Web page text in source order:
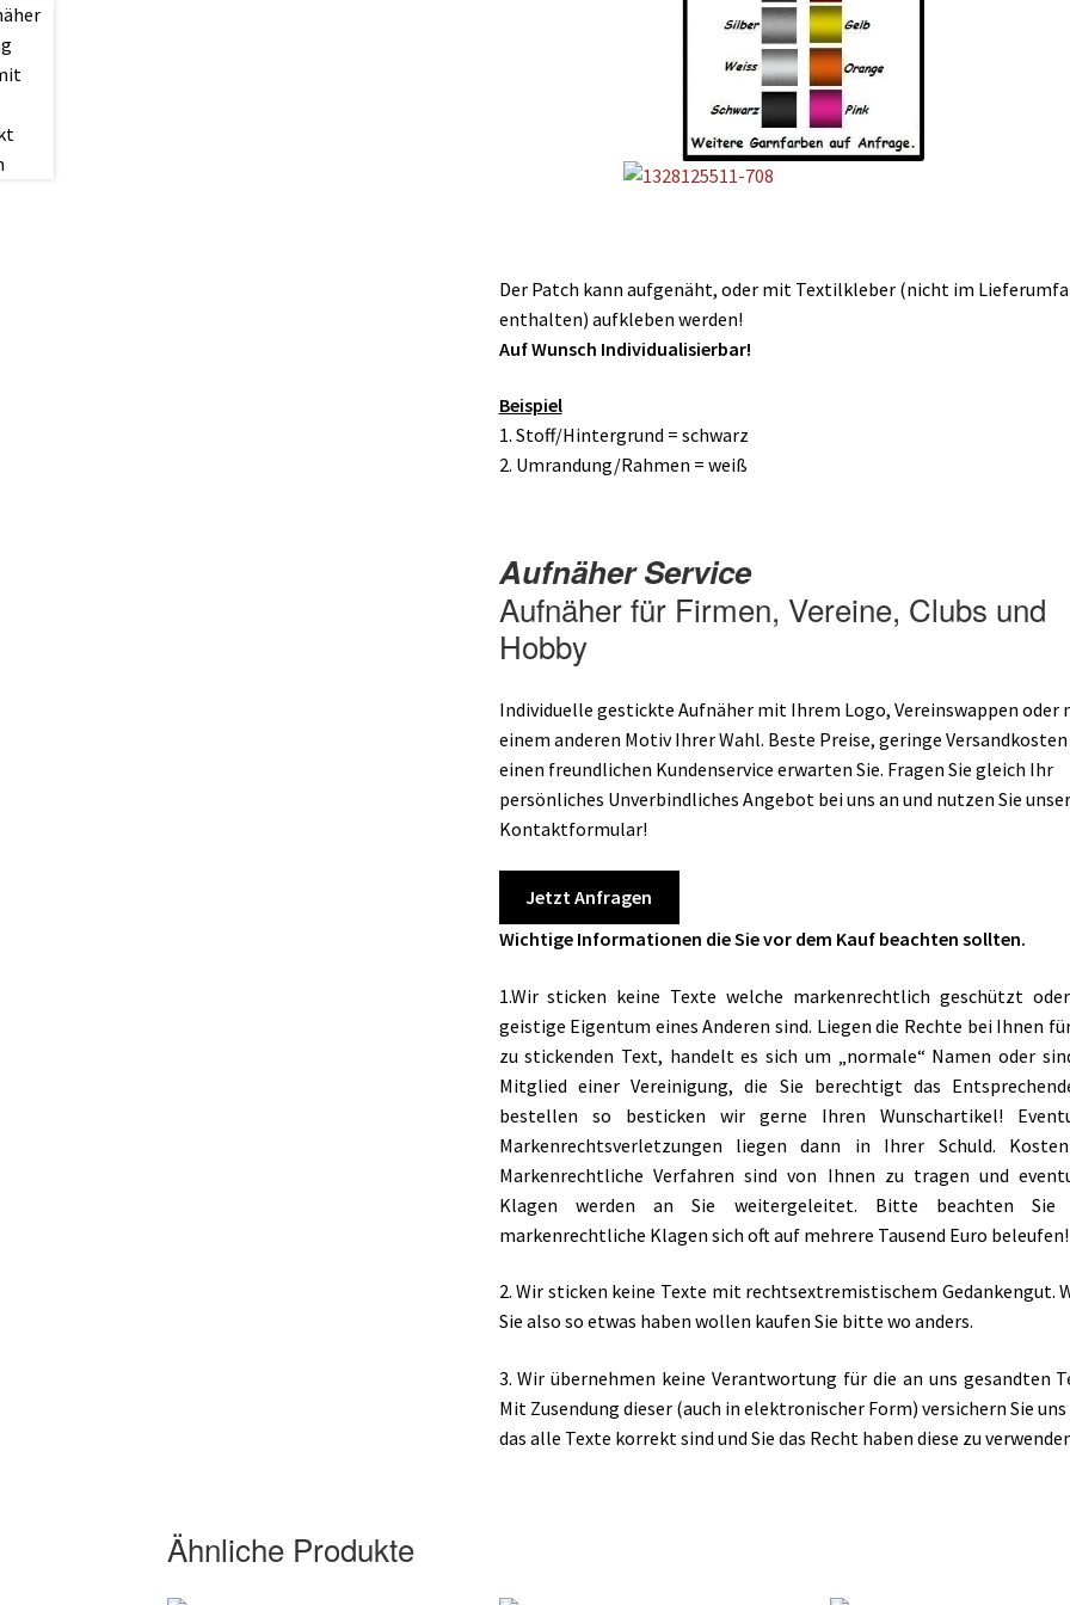
Der Patch kann aufgenäht, oder mit Textilkleber (nicht im
enthalten) aufkleben werden!
Auf Wunsch Individualisierbar!
Beispiel
1. Stoff/Hintergrund = schwarz
2. Umrandung/Rahmen = weiß
Aufnäher Service
Aufnäher für Firmen, Vereine, Clubs und
Hobby
Individuelle gestickte Aufnäher mit Ihrem Logo, Vereinswappen oder
einem anderen Motiv Ihrer Wahl. Beste Preise, geringe Versandkosten
einen freundlichen Kundenservice erwarten Sie. Fragen Sie gleich Ihr
persönliches Unverbindliches Angebot bei uns an und nutzen Sie unser
Kontaktformular!
Jetzt Anfragen
Wichtige Informationen die Sie vor dem Kauf beachten sollten.
1.Wir sticken keine Texte welche markenrechtlich geschützt
geistige Eigentum eines Anderen sind. Liegen die Rechte bei Ihnen
zu stickenden Text, handelt es sich um „normale“ Namen oder
Mitglied einer Vereinigung, die Sie berechtigt das
bestellen so besticken wir gerne Ihren Wunschartikel!
Markenrechtsverletzungen liegen dann in Ihrer Schuld.
Markenrechtliche Verfahren sind von Ihnen zu tragen und
Klagen werden an Sie weitergeleitet. Bitte beachten Sie
markenrechtliche Klagen sich oft auf mehrere Tausend Euro beleufen!
2. Wir sticken keine Texte mit rechtsextremistischem Gedankengut.
Sie also so etwas haben wollen kaufen Sie bitte wo anders.
3. Wir übernehmen keine Verantwortung für die an uns gesandten
Mit Zusendung dieser (auch in elektronischer Form) versichern Sie uns
das alle Texte korrekt sind und Sie das Recht haben diese zu
Ähnliche Produkte